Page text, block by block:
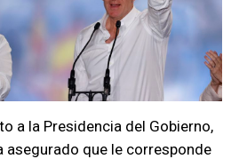
a la Presidencia del Gobierno,
asegurado que le corresponde